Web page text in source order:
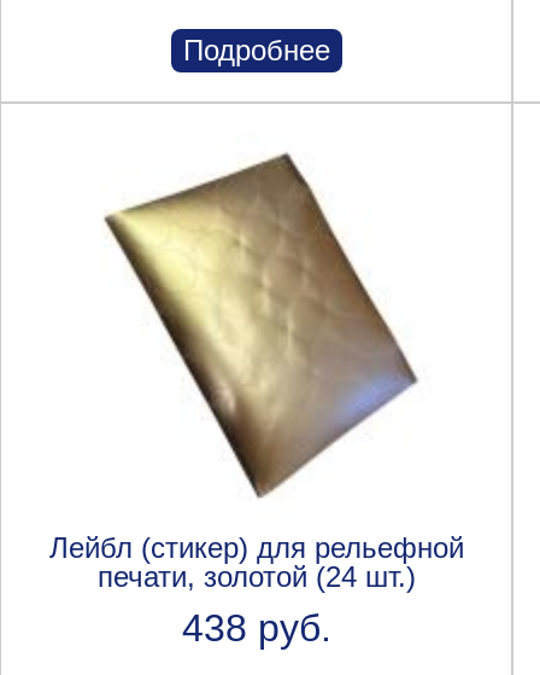
Подробнее
Лейбл (стикер) для рельефной
печати, золотой (24 шт.)
438 руб.